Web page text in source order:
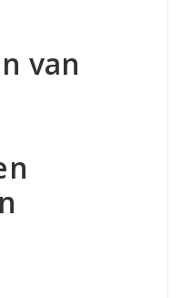
van